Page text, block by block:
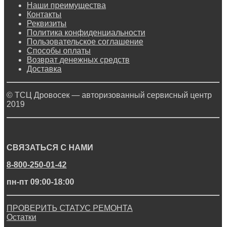
Наши преимущества
Контакты
Реквизиты
Политика конфиденциальности
Пользовательское соглашение
Способы оплаты
Возврат денежных средств
Доставка
© ТСЦ Дровосек — авторизованный сервисный центр
2019
СВЯЗАТЬСЯ С НАМИ
8-800-250-01-42
пн-пт 09:00-18:00
ПРОВЕРИТЬ СТАТУС РЕМОНТА
Остатки